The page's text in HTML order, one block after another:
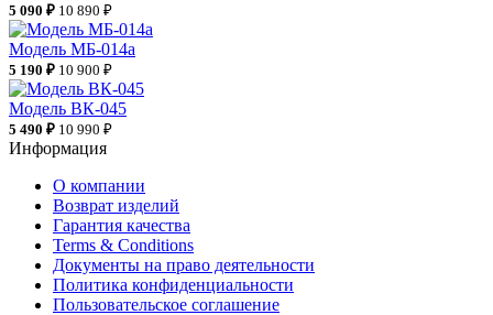
5 090 ₽ 10 890 ₽
Модель МБ-014а
5 190 ₽ 10 900 ₽
Модель ВК-045
5 490 ₽ 10 990 ₽
Информация
О компании
Возврат изделий
Гарантия качества
Terms & Conditions
Документы на право деятельности
Политика конфиденциальности
Пользовательское соглашение